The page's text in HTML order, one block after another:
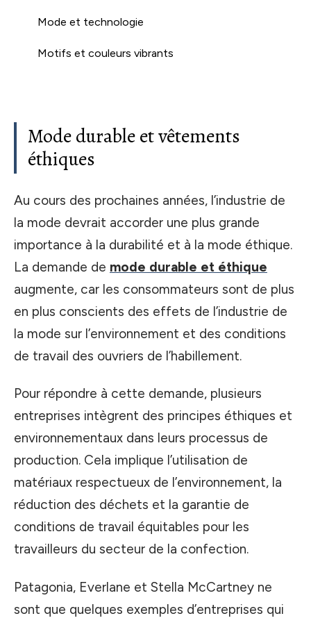
Mode et technologie
Motifs et couleurs vibrants
Mode durable et vêtements
éthiques
Au cours des prochaines années, l’industrie de
la mode devrait accorder une plus grande
importance à la durabilité et à la mode éthique.
La demande de mode durable et éthique
augmente, car les consommateurs sont de plus
en plus conscients des effets de l’industrie de
la mode sur l’environnement et des conditions
de travail des ouvriers de l’habillement.
Pour répondre à cette demande, plusieurs
entreprises intègrent des principes éthiques et
environnementaux dans leurs processus de
production. Cela implique l’utilisation de
matériaux respectueux de l’environnement, la
réduction des déchets et la garantie de
conditions de travail équitables pour les
travailleurs du secteur de la confection.
Patagonia, Everlane et Stella McCartney ne
sont que quelques exemples d’entreprises qui